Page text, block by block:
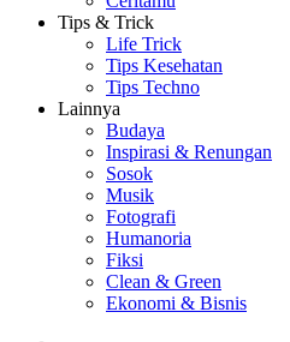
Tips & Trick
Life Trick
Tips Kesehatan
Tips Techno
Lainnya
Budaya
Inspirasi & Renungan
Sosok
Musik
Fotografi
Humanoria
Fiksi
Clean & Green
Ekonomi & Bisnis